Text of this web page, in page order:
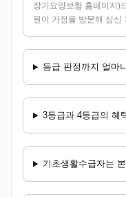
장기요양보험 홈페이지)
원이 가정을 방문해 심신
등급 판정까지 얼마
3등급과 4등급의 혜
기초생활수급자는